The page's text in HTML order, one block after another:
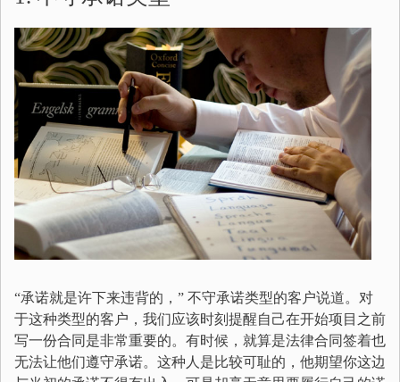
“承诺就是许下来违背的，” 不守承诺类型的客户说道。对
于这种类型的客户，我们应该时刻提醒自己在开始项目之前
写一份合同是非常重要的。有时候，就算是法律合同签着也
无法让他们遵守承诺。这种人是比较可耻的，他期望你这边